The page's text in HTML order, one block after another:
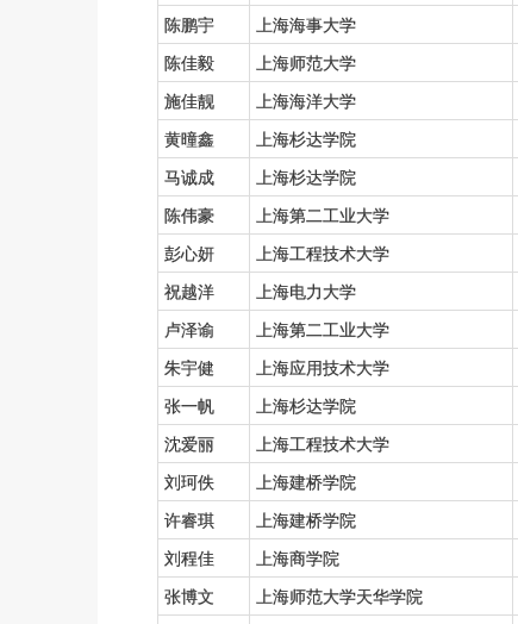
陈鹏宇
上海海事大学
陈佳毅
上海师范大学
施佳靓
上海海洋大学
黄曈鑫
上海杉达学院
马诚成
上海杉达学院
陈伟豪
上海第二工业大学
彭心妍
上海工程技术大学
祝越洋
上海电力大学
卢泽谕
上海第二工业大学
朱宇健
上海应用技术大学
张一帆
上海杉达学院
沈爱丽
上海工程技术大学
刘珂佚
上海建桥学院
许睿琪
上海建桥学院
刘程佳
上海商学院
张博文
上海师范大学天华学院